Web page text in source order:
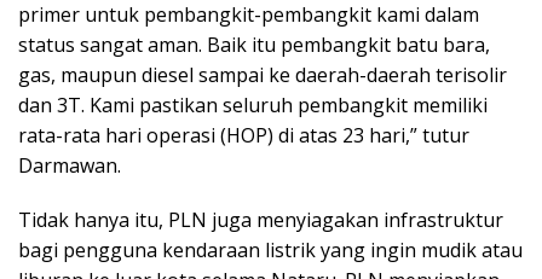
primer untuk pembangkit-pembangkit kami dalam
status sangat aman. Baik itu pembangkit batu bara,
gas, maupun diesel sampai ke daerah-daerah terisolir
dan 3T. Kami pastikan seluruh pembangkit memiliki
rata-rata hari operasi (HOP) di atas 23 hari,” tutur
Darmawan.
Tidak hanya itu, PLN juga menyiagakan infrastruktur
bagi pengguna kendaraan listrik yang ingin mudik atau